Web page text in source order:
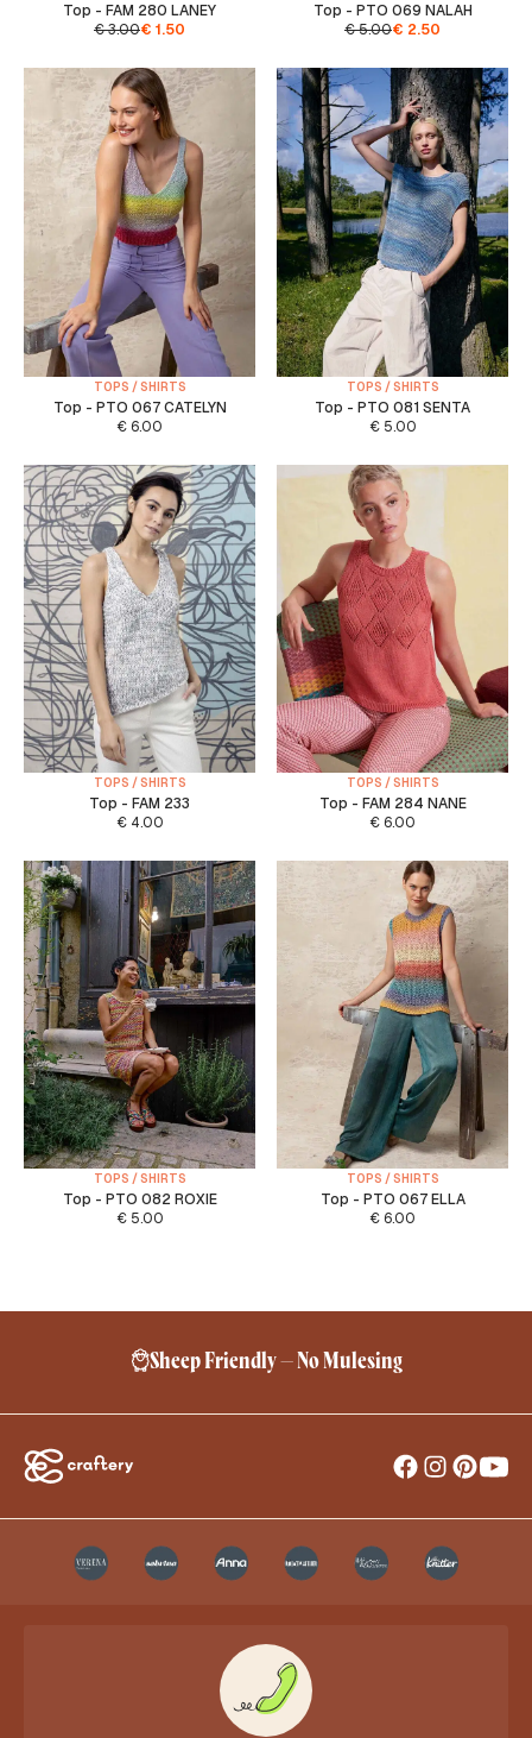
Top - FAM 280 LANEY
€3.00€ 1.50
Top - PTO 069 NALAH
€5.00€ 2.50
TOPS / SHIRTS
Top - PTO 067 CATELYN
€ 6.00
TOPS / SHIRTS
Top - PTO 081 SENTA
€5.00
TOPS / SHIRTS
Top - FAM 233
€4.00
TOPS / SHIRTS
Top - FAM 284 NANE
€ 6.00
TOPS / SHIRTS
Top - PTO 082 ROXIE
€5.00
TOPS / SHIRTS
Top - PTO 067 ELLA
€ 6.00
Kostenlose Lieferung ab 24,95 €